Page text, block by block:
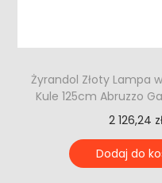
Żyrandol Złoty Lampa
Kule 125cm Abruzzo
2 126,24
Dodaj do